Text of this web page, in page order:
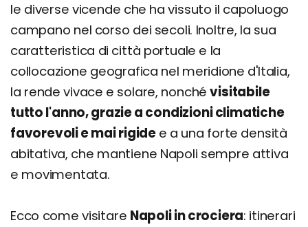
le diverse vicende che ha vissuto il capoluogo
campano nel corso dei secoli. Inoltre, la sua
caratteristica di città portuale e la
collocazione geografica nel meridione d'Italia,
la rende vivace e solare, nonchévisitabile
tutto l'anno, grazie a condizioni climatiche
favorevoli e mai rigidee a una forte densità
abitativa, che mantiene Napoli sempre attiva
e movimentata.
Ecco come visitare Napoli in crociera: itinerari